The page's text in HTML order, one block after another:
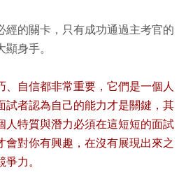
經的關卡，只有成功通過主考官的
身手。
、自信都非常重要，它們是一個人
試者認為自己的能力才是關鍵，其
人特質與潛力必須在這短短的面試
會對你有興趣，在沒有展現出來之
力。